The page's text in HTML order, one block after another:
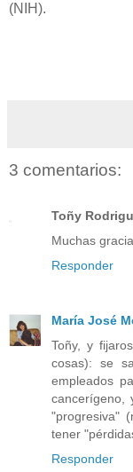
(NIH).
3 comentarios:
Toñy
Muchas
Responder
María José
Toñy, y
cosas): se
empleados
cancerígeno,
"progresiva"
tener
Responder